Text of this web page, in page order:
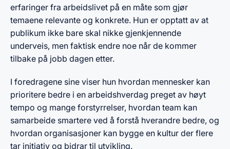
erfaringer fra arbeidslivet på en måte som gjør
temaene relevante og konkrete. Hun er opptatt av at
publikum ikke bare skal nikke gjenkjennende
underveis, men faktisk endre noe når de kommer
tilbake på jobb dagen etter.
I foredragene sine viser hun hvordan mennesker kan
prioritere bedre i en arbeidshverdag preget av høyt
tempo og mange forstyrrelser, hvordan team kan
samarbeide smartere ved å forstå hverandre bedre, og
hvordan organisasjoner kan bygge en kultur der flere
tar initiativ og bidrar til utvikling.